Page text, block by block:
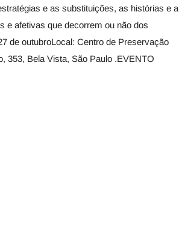
e as substituições, as histórias e a
e afetivas que decorrem ou não dos
de outubroLocal: Centro de Preservação
353, Bela Vista, São Paulo .EVENTO